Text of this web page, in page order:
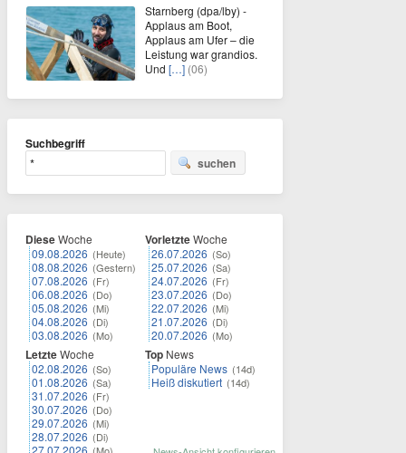
Starnberg (dpa/lby) -
Applaus am Boot,
Applaus am Ufer – die
Leistung war grandios.
Und […] (06)
Suchbegriff
suchen
DieseWoche
09.08.2026 (Heute)
08.08.2026 (Gestern)
07.08.2026 (Fr)
06.08.2026 (Do)
05.08.2026 (Mi)
04.08.2026 (Di)
03.08.2026 (Mo)
LetzteWoche
02.08.2026 (So)
01.08.2026 (Sa)
31.07.2026 (Fr)
30.07.2026 (Do)
29.07.2026 (Mi)
28.07.2026 (Di)
27.07.2026
VorletzteWoche
26.07.2026 (So)
25.07.2026 (Sa)
24.07.2026 (Fr)
23.07.2026 (Do)
22.07.2026 (Mi)
21.07.2026 (Di)
20.07.2026 (Mo)
Top News
Populäre News (14d)
Heiß diskutiert (14d)